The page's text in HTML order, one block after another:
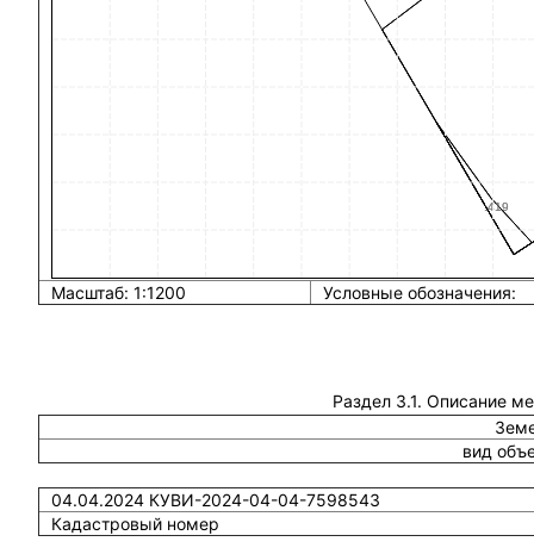
Масштаб: 1:1200 Условные обозначения:
Раздел 3.1. Описание
вид
04.04.2024 КУВИ-2024-04-04-7598543
Кадастровый номер